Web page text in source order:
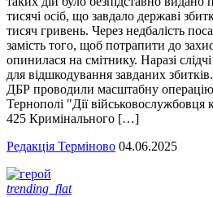
тисячі осіб, що завдало державі
тисяч гривень. Через недбалість
замість того, щоб потрапити до
опинилася на смітнику. Наразі
для відшкодування завданих
ДБР проводили масштабну
Тернополі "Дії військовослужбовця
425 Кримінального […]
Редакція Терміново 04.06.2025
trending_flat